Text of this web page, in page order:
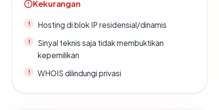
Kekurangan
Hosting di blok IP residensial/dinamis
Sinyal teknis saja tidak membuktikan
kepemilikan
WHOIS dilindungi privasi